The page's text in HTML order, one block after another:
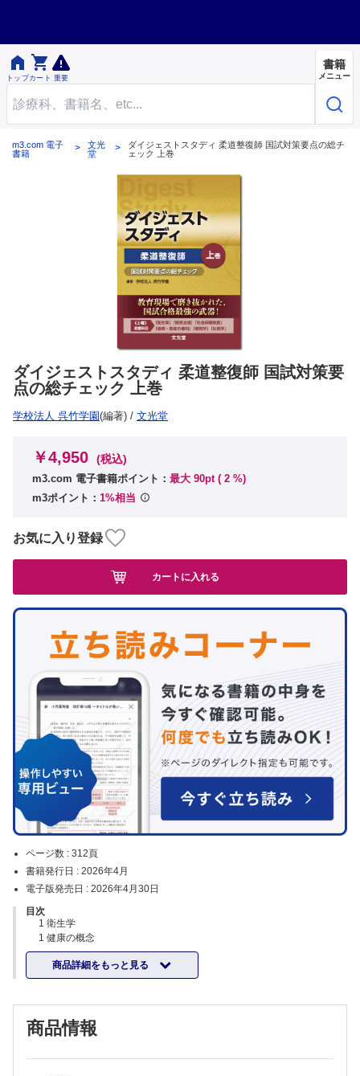

トップ

カート 重要
書籍
メニュー
m3.com 電子
書籍
文光
堂
ダイジェストスタディ 柔道整復師 国試対策要点の総チ
ェック 上巻
ダイジェストスタディ 柔道整復師 国試対策要
点の総チェック 上巻
学校法人 呉竹学園(編著) / 文光堂
ページ数 : 312頁
書籍発行日 : 2026年4月
電子版発売日 : 2026年4月30日
目次
1 衛生学
1 健康の概念
①健康の語源と理解/②健康の測定
2 疾病予防と健康管理
①疾病予防の段階/②集団検診
4 消 毒
①消毒とは/②消毒法/③消毒法の応用
商品詳細をもっと見る
￥4,950 (税込)
m3.com 電子書籍ポイント： 最大 90pt ( 2 %)
m3ポイント： 1%相当
お気に入り登録
カートに入れる
商品情報